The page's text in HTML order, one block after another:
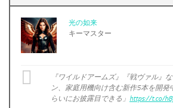
光の如来
キーマスター
『ワイルドアームズ』『戦ヴァル』
ン、家庭用機向け含む新作5本を開発
らいにお披露目できる」 https://t.co/